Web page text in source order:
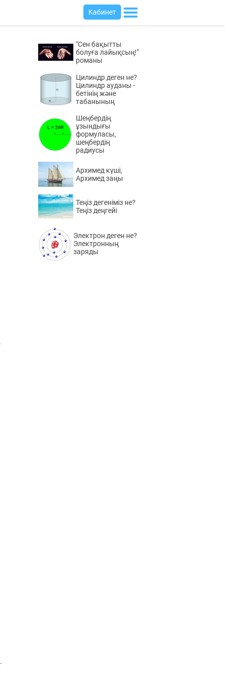
Кабинет
,
"Сен бақытты
болуға лайықсың!"
романы
Цилиндр деген не?
Цилиндр ауданы -
бетінің және
табанының
Шеңбердің
ұзындығы
формуласы,
шеңбердің
радиусы
Архимед күші,
Архимед заңы
Теңіз дегеніміз не?
Теңіз деңгейі
Электрон деген не?
Электронның
заряды